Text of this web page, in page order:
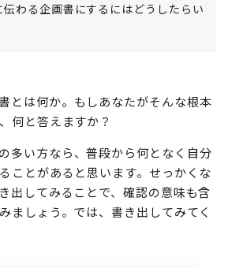
伝わる企画書にするにはどうしたらい
とは何か。もしあなたがそんな根本
何と答えますか？
多い方なら、普段から何となく自分
ことがあると思います。せっかくな
出してみることで、確認の意味も含
ましょう。では、書き出してみてく